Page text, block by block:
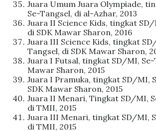
Juara Umum Juara Olympiade,
Se-Tangsel, di al-Azhar, 2013
Juara II Science Kids, tingkat
di SDK Mawar Sharon, 2016
Juara III Science Kids, tingkat
Tangsel, di SDK Mawar Sharon,
Juara I Futsal, tingkat SD/MI, Se-
Mawar Sharon, 2015
Juara I Pramuka, tingkat SD/MI,
SDK Mawar Sharon, 2015
Juara II Menari, Tingkat SD/MI,
di TMII, 2015
Juara III Menari, tingkat SD/MI,
di TMII, 2015